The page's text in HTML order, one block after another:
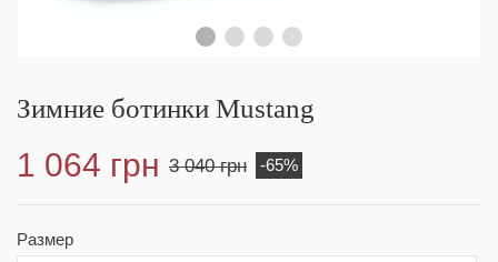
Зимние ботинки Mustang
1 064 грн 3 040 грн -65%
Размер